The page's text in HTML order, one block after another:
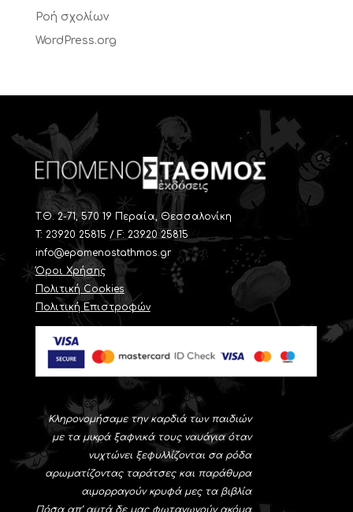
Ροή σχολίων
WordPress.org
T.Θ. 2-71, 570 19 Περαία, Θεσσαλονίκη
Τ: 23920 25815 / F: 23920 25815
info@epomenostathmos.gr
Όροι Χρήσης
Πολιτική Cookies
Πολιτική Επιστροφών
Κληρονομήσαμε την καρδιά των παιδιών
με τα μικρά ξαφνικά τους ναυάγια όταν
νυχτώνει ξεφυλλίζονται σα ρόδα
αρωματίζοντας ταράτσες και παράθυρα
αιμορραγούν κρυφά μες τα βιβλία
Πόσα απ’ αυτά δε μας φωταγωγούν ακόμα